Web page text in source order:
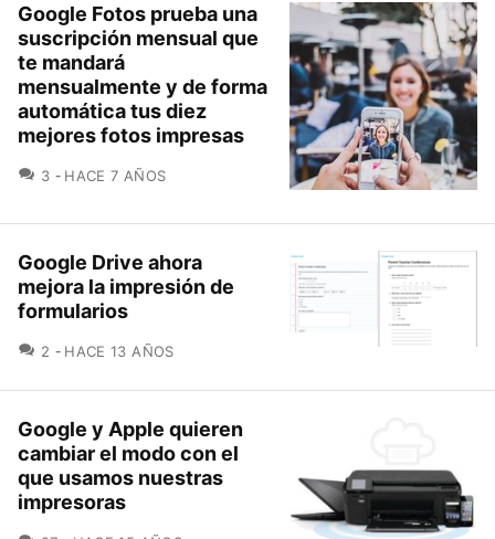
Google Fotos prueba una
suscripción mensual que
te mandará
mensualmente y de forma
automática tus diez
mejores fotos impresas
3 COMENTARIOS
HACE 7 AÑOS
Google Drive ahora
mejora la impresión de
formularios
2 COMENTARIOS
HACE 13 AÑOS
Google y Apple quieren
cambiar el modo con el
que usamos nuestras
impresoras